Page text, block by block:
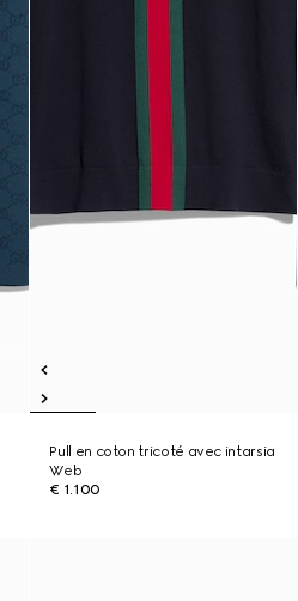
Pull en coton tricoté avec intarsia
Web
€ 1.100